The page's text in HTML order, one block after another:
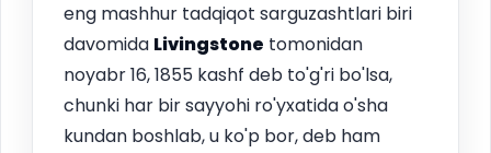
eng mashhur tadqiqot sarguzashtlari biri
davomida Livingstone tomonidan
noyabr 16, 1855 kashf deb to'g'ri bo'lsa,
chunki har bir sayyohi ro'yxatida o'sha
kundan boshlab, u ko'p bor, deb ham